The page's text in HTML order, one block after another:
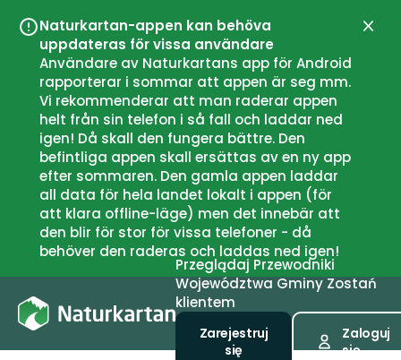
Naturkartan-appen kan behöva
uppdateras för vissa användare
Användare av Naturkartans app för Android
rapporterar i sommar att appen är seg mm.
Vi rekommenderar att man raderar appen
helt från sin telefon i så fall och laddar ned
igen! Då skall den fungera bättre. Den
befintliga appen skall ersättas av en ny app
efter sommaren. Den gamla appen laddar
all data för hela landet lokalt i appen (för
att klara offline-läge) men det innebär att
den blir för stor för vissa telefoner - då
behöver den raderas och laddas ned igen!
Przeglądaj Przewodniki
Województwa Gminy Zostań
klientem
Zarejestruj
się
Zaloguj
się